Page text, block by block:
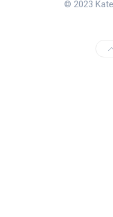
© 2023